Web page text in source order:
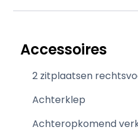
Accessoires
2 zitplaatsen
Achterklep
Achteropkomend